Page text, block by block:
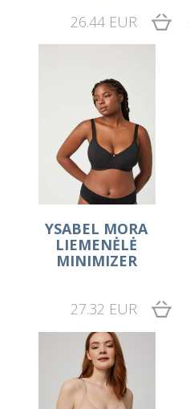
26.44 EUR
YSABEL MORA
LIEMENĖLĖ
MINIMIZER
27.32 EUR